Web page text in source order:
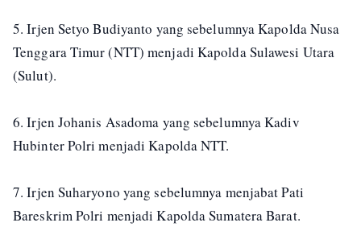
5. Irjen Setyo Budiyanto yang sebelumnya Kapolda Nusa
Tenggara Timur (NTT) menjadi Kapolda Sulawesi Utara
(Sulut).
6. Irjen Johanis Asadoma yang sebelumnya Kadiv
Hubinter Polri menjadi Kapolda NTT.
7. Irjen Suharyono yang sebelumnya menjabat Pati
Bareskrim Polri menjadi Kapolda Sumatera Barat.